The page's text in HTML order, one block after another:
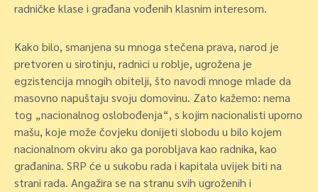
radničke klase i građana vođenih klasnim interesom.
Kako bilo, smanjena su mnoga stečena prava, narod je
pretvoren u sirotinju, radnici u roblje, ugrožena je
egzistencija mnogih obitelji, što navodi mnoge mlade da
masovno napuštaju svoju domovinu. Zato kažemo: nema
tog „nacionalnog oslobođenja“, s kojim nacionalisti uporno
mašu, koje može čovjeku donijeti slobodu u bilo kojem
nacionalnom okviru ako ga porobljava kao radnika, kao
građanina. SRP će u sukobu rada i kapitala uvijek biti na
strani rada. Angažira se na stranu svih ugroženih i